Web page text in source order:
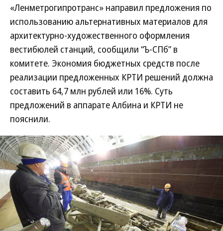
«Ленметрогипротранс» направил предложения по
использованию альтернативных материалов для
архитектурно-художественного оформления
вестибюлей станций, сообщили “Ъ-СПб” в
комитете. Экономия бюджетных средств после
реализации предложенных КРТИ решений должна
составить 64,7 млн рублей или 16%. Суть
предложений в аппарате Албина и КРТИ не
пояснили.